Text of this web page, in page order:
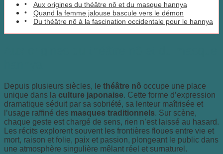
Aux origines du théâtre nô et du masque hannya
Quand la femme jalouse bascule vers le démon
Du théâtre nô à la fascination occidentale pour le hannya
Depuis plusieurs siècles, le théâtre nô occupe une place
unique dans la culture japonaise. Cette forme d’expression
dramatique séduit par sa sobriété, sa lenteur maîtrisée et
l’usage raffiné des masques traditionnels. Sur scène,
chaque geste est chargé de sens, rien n’est laissé au hasard.
Les récits explorent souvent les frontières floues entre vie et
mort, raison et folie, paix et passion, plongeant le public dans
une atmosphère singulière mêlant réel et surnaturel.